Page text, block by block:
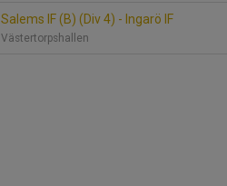
Salems IF (B) (Div 4) - Ingarö IF
Västertorpshallen